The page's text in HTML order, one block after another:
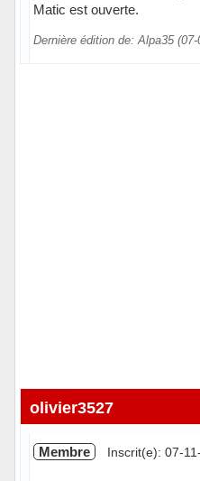
Matic est ouverte.
Dernière édition de: Alpa35
olivier3527
Membre Inscrit(e): 07-